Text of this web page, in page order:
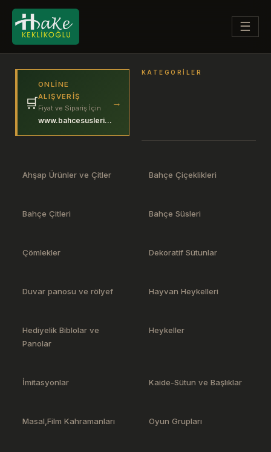
☰
🛒
ONLINE
ALIŞVERIŞ
Fiyat ve Sipariş İçin
www.bahcesuslerim.com
→
KATEGORILER
Ahşap Ürünler ve Çitler Bahçe Çiçeklikleri
Bahçe Çitleri Bahçe Süsleri
Çömlekler Dekoratif Sütunlar
Duvar panosu ve rölyef Hayvan Heykelleri
Hediyelik Biblolar ve
Panolar
Heykeller
İmitasyonlar Kaide-Sütun ve Başlıklar
Masal,Film Kahramanları Oyun Grupları